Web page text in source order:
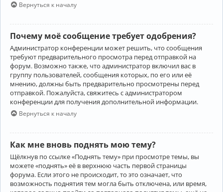
Вернуться к началу
Почему моё сообщение требует одобрения?
Администратор конференции может решить, что сообщения
требуют предварительного просмотра перед отправкой на
форум. Возможно также, что администратор включил вас в
группу пользователей, сообщения которых, по его или её
мнению, должны быть предварительно просмотрены перед
отправкой. Пожалуйста, свяжитесь с администратором
конференции для получения дополнительной информации.
Вернуться к началу
Как мне вновь поднять мою тему?
Щёлкнув по ссылке «Поднять тему» при просмотре темы, вы
можете «поднять» её в верхнюю часть первой страницы
форума. Если этого не происходит, то это означает, что
возможность поднятия тем могла быть отключена, или время,